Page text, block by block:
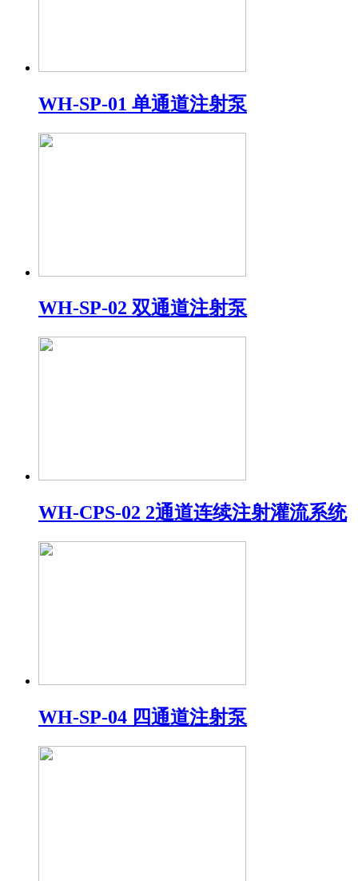
WH-SP-01 单通道注射泵
WH-SP-02 双通道注射泵
WH-CPS-02 2通道连续注射灌流系统
WH-SP-04 四通道注射泵